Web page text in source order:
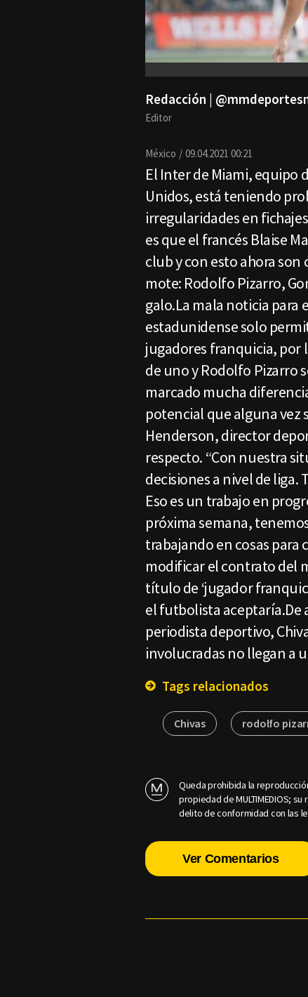
Redacción |
Editor
México 09.04.2021 00:21
El Inter de Miami, equipo
Unidos, está teniendo
irregularidades en
es que el francés Blaise
club y con esto ahora
mote: Rodolfo Pizarro,
galo.La mala noticia para
estadunidense solo
jugadores franquicia, por
de uno y Rodolfo Pizarro
marcado mucha
potencial que alguna vez
Henderson, director
respecto. “Con nuestra
decisiones a nivel de liga.
Eso es un trabajo en
próxima semana,
trabajando en cosas
modificar el contrato del
título de ‘jugador
el futbolista aceptaría.De
periodista deportivo,
involucradas no llegan a
Tags relacionados
Chivas rodolfo
Queda prohibida la
propiedad de MULTIMEDIOS;
delito de conformidad con las
Ver Comentarios